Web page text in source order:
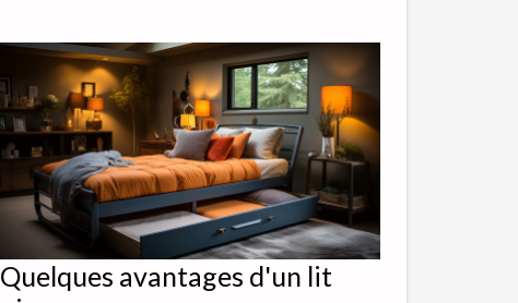
Quelques avantages d'un lit